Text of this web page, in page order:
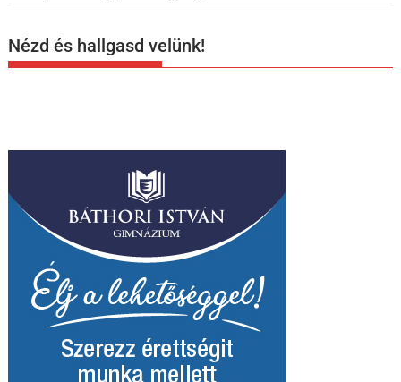
Nézd és hallgasd velünk!